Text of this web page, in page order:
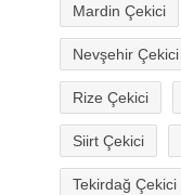
Mardin Çekici
Nevşehir Çekici
Rize Çekici
Siirt Çekici
Tekirdağ Çekici